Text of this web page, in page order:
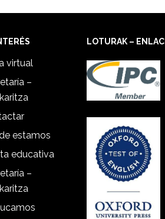
virtual
–
estamos
educativa
–
LOTURAK –